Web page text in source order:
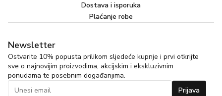
Dostava i isporuka
Plaćanje robe
Newsletter
Ostvarite 10% popusta prilikom sljedeće kupnje i prvi otkrijte
sve o najnovijim proizvodima, akcijskim i ekskluzivnim
ponudama te posebnim događanjima.
Prijava